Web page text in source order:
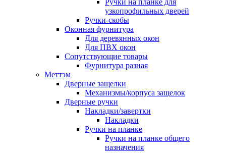
Ручки на планке для
узкопрофильных дверей
Ручки-скобы
Оконная фурнитура
Для деревянных окон
Для ПВХ окон
Сопутствующие товары
Фурнитура разная
Меттэм
Дверные защелки
Механизмы/корпуса защелок
Дверные ручки
Накладки/завертки
Накладки
Ручки на планке
Ручки на планке общего
назначения